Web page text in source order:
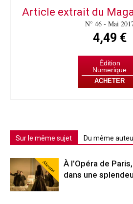
Article extrait du
N° 46 - Mai
4,49 €
Édition
Numerique
ACHETER
Sur le même sujet Du même
Abonné
À l’Opéra de
dans une